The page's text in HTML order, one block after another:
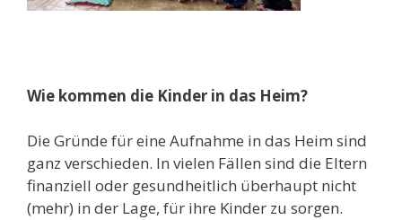
Wie kommen die Kinder in das Heim?
Die Gründe für eine Aufnahme in das Heim sind
ganz verschieden. In vielen Fällen sind die Eltern
finanziell oder gesundheitlich überhaupt nicht
(mehr) in der Lage, für ihre Kinder zu sorgen.